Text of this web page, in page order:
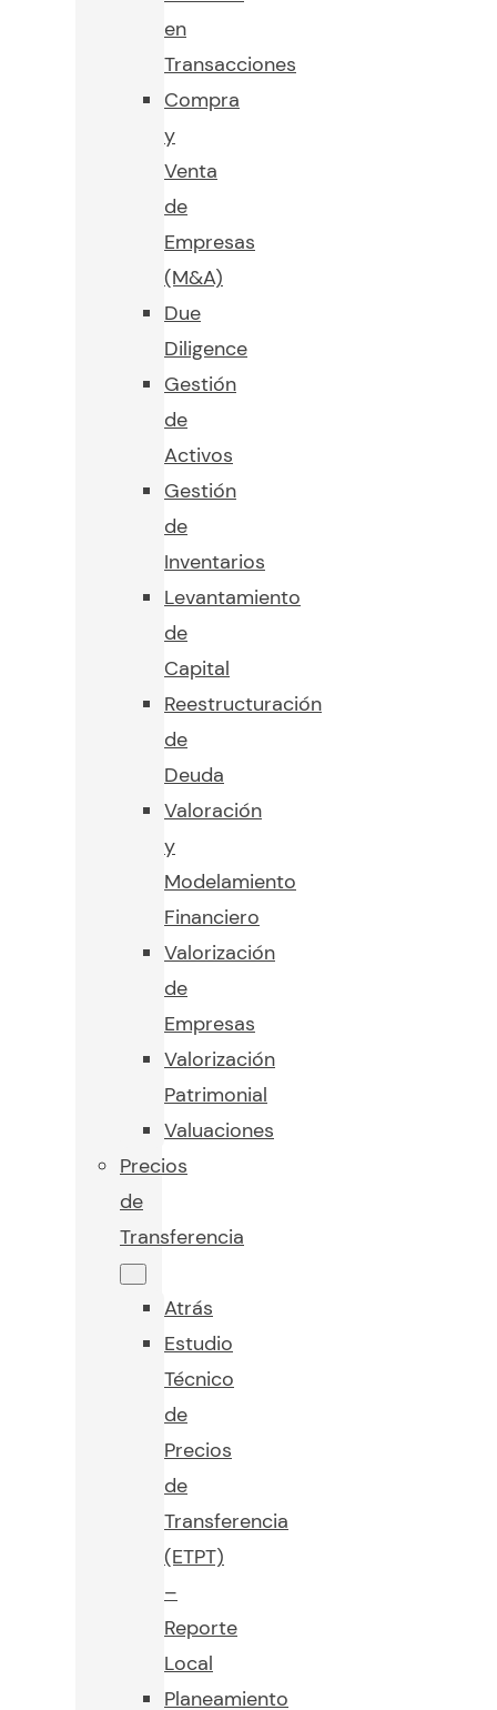
en
Transacciones
Compra
y
Venta
de
Empresas
(M&A)
Due
Diligence
Gestión
de
Activos
Gestión
de
Inventarios
Levantamiento
de
Capital
Reestructuración
de
Deuda
Valoración
y
Modelamiento
Financiero
Valorización
de
Empresas
Valorización
Patrimonial
Valuaciones
Precios
de
Transferencia
Atrás
Estudio
Técnico
de
Precios
de
Transferencia
(ETPT)
–
Reporte
Local
Planeamiento